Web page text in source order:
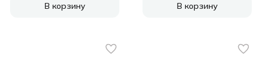
В корзину В корзину